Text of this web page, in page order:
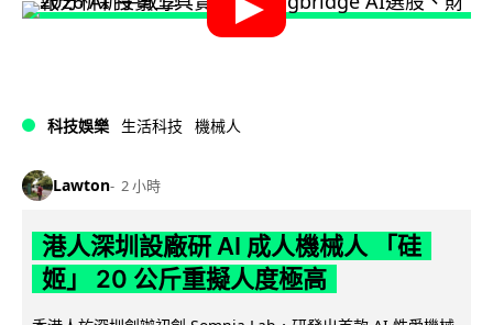
科技娛樂 生活科技 機械人
Lawton 2 小時
港人深圳設廠研 AI 成人機械人 「硅
姬」 20 公斤重擬人度極高